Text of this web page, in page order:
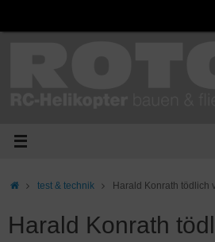
Starttest & technik Harald Konrath tödlich
Harald Konrath